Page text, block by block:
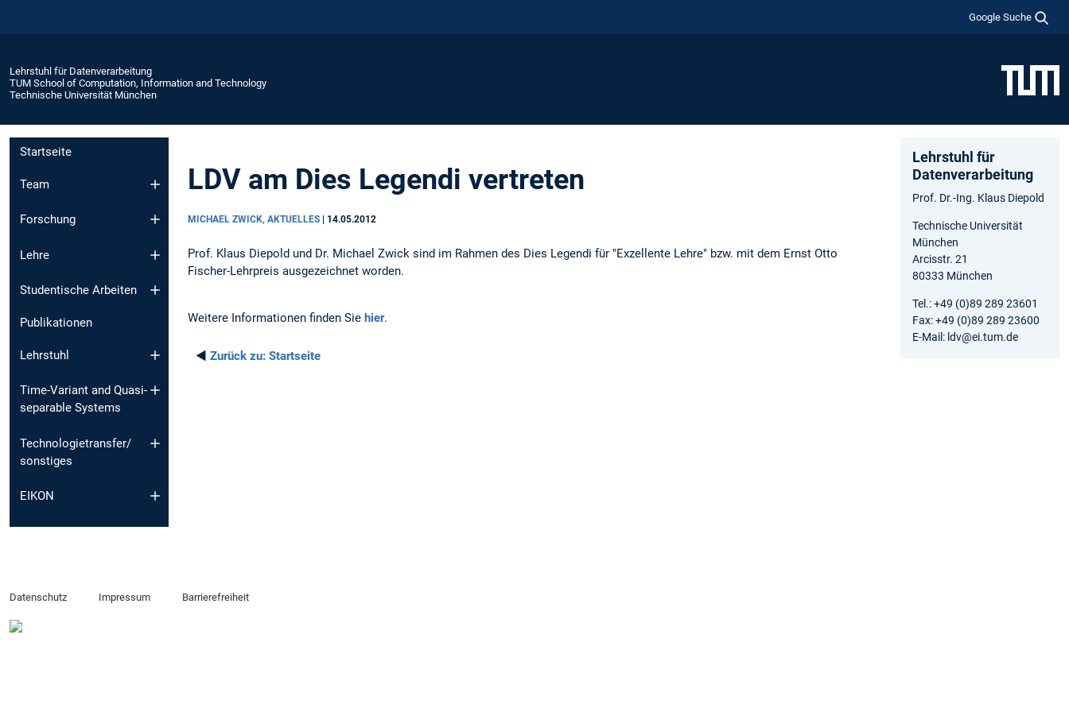
Google Suche
Lehrstuhl für Datenverarbeitung
TUM School of Computation, Information and Technology
Technische Universität München
Startseite
Team
Forschung
Lehre
Studentische Arbeiten
Publikationen
Lehrstuhl
Time-Variant and Quasi-
separable Systems
Technologietransfer/
sonstiges
EIKON
LDV am Dies Legendi vertreten
MICHAEL ZWICK, AKTUELLES | 14.05.2012
Prof. Klaus Diepold und Dr. Michael Zwick sind im Rahmen des Dies Legendi für "Exzellente Lehre" bzw. mit dem Ernst Otto
Fischer-Lehrpreis ausgezeichnet worden.
Weitere Informationen finden Sie hier.
◄ Zurück zu: Startseite
Lehrstuhl für
Datenverarbeitung
Prof. Dr.-Ing. Klaus Diepold
Technische Universität
München
Arcisstr. 21
80333 München
Tel.: +49 (0)89 289 23601
Fax: +49 (0)89 289 23600
E-Mail: ldv@ei.tum.de
Datenschutz Impressum Barrierefreiheit